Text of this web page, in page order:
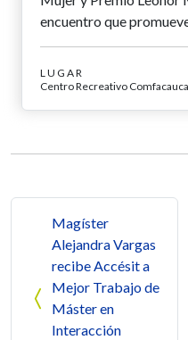
encuentro que
LUGAR
Centro Recreativo
Magíster
Alejandra Vargas
recibe Accésit a
Mejor Trabajo de
Máster en
Interacción